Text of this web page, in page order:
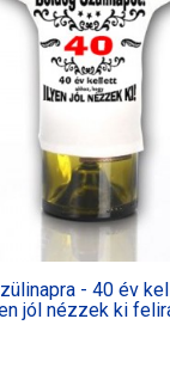
- 40 év
jól nézzek ki